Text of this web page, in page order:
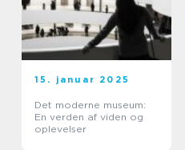
15. januar 2025
Det moderne museum:
En verden af viden og
oplevelser